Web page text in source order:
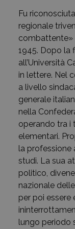
Fu
regionale
combattente»
1945. Dopo la
all’Università
in lettere. Nel
a livello
generale
nella
operando tra i
elementari.
la professione
studi. La sua
politico,
nazionale
per poi essere
lungo periodo